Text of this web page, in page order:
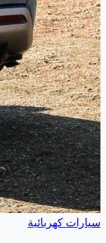
سيارات كهربائية